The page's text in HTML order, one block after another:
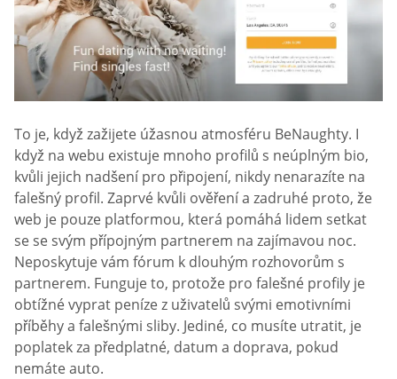
To je, když zažijete úžasnou atmosféru BeNaughty. I
když na webu existuje mnoho profilů s neúplným bio,
kvůli jejich nadšení pro připojení, nikdy nenarazíte na
falešný profil. Zaprvé kvůli ověření a zadruhé proto, že
web je pouze platformou, která pomáhá lidem setkat
se se svým přípojným partnerem na zajímavou noc.
Neposkytuje vám fórum k dlouhým rozhovorům s
partnerem. Funguje to, protože pro falešné profily je
obtížné vyprat peníze z uživatelů svými emotivními
příběhy a falešnými sliby. Jediné, co musíte utratit, je
poplatek za předplatné, datum a doprava, pokud
nemáte auto.